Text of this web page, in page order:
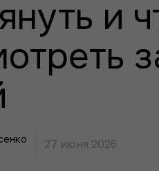
и
27 июня 2026